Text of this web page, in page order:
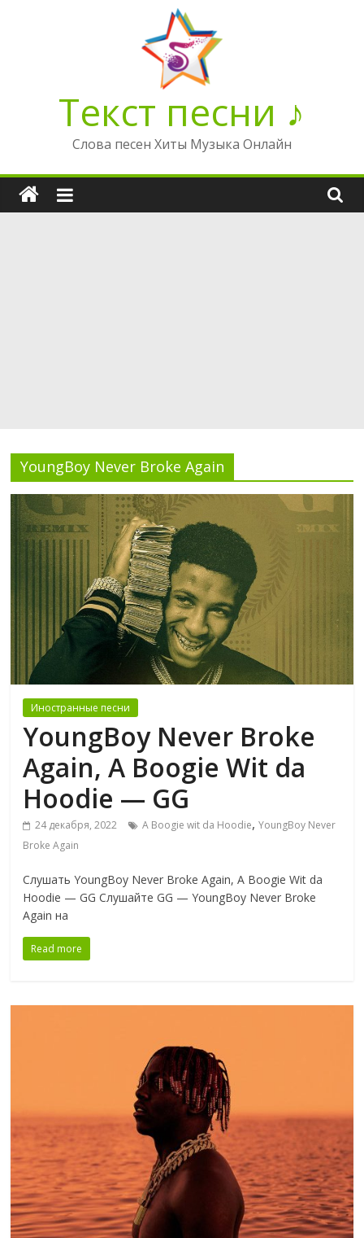
Текст песни ♪
Слова песен Хиты Музыка Онлайн
YoungBoy Never Broke Again
Иностранные песни
YoungBoy Never Broke
Again, A Boogie Wit da
Hoodie — GG
24 декабря, 2022 A Boogie wit da Hoodie,YoungBoy Never
Broke Again
Слушать YoungBoy Never Broke Again, A Boogie Wit da
Hoodie — GG Слушайте GG — YoungBoy Never Broke
Again на
Read more